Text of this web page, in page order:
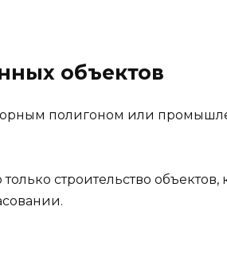
объектов
полигоном или
строительство объектов,